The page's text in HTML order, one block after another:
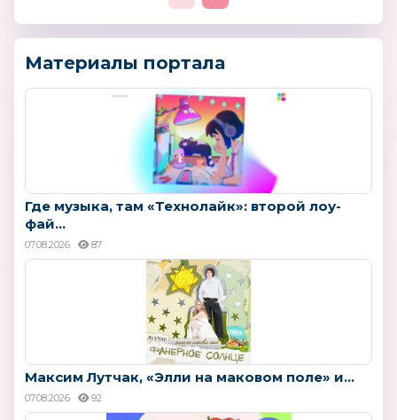
Материалы портала
Где музыка, там «Технолайк»: второй лоу-
фай...
07.08.2026 87
Максим Лутчак, «Элли на маковом поле» и...
07.08.2026 92